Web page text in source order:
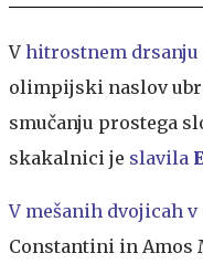
V hitrostnem drsanju
olimpijski naslov
smučanju prostega
skakalnici je slavila
V mešanih dvojicah
Constantini in